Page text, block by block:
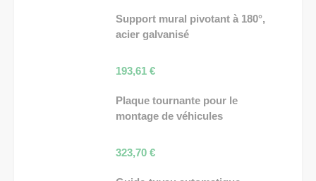
Support mural pivotant à 180°,
acier galvanisé
193,61 €
Plaque tournante pour le
montage de véhicules
323,70 €